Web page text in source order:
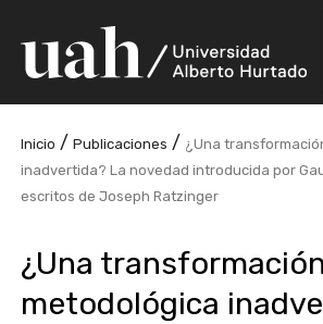
Inicio /Publicaciones / ¿Una
inadvertida? La novedad introducida por
escritos de Joseph Ratzinger
¿Una transformación
metodológica